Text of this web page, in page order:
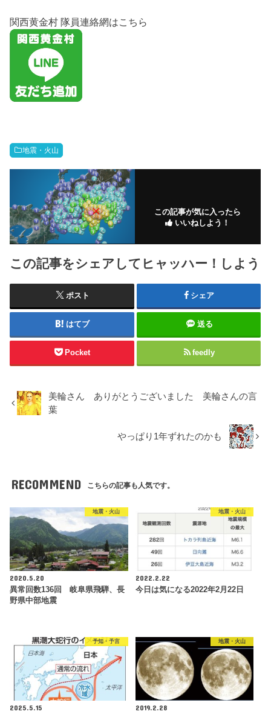
関西黄金村 隊員連絡網はこちら
地震・火山
この記事が気に入ったら
いいねしよう！
この記事をシェアしてヒャッハー！しよう
ポスト シェア
はてブ 送る
Pocket feedly
美輪さん ありがとうございました 美輪さんの言
葉
やっぱり1年ずれたのかも
RECOMMEND こちらの記事も人気です。
地震・火山
2020.5.20
異常回数136回 岐阜県飛騨、長
野県中部地震
地震・火山
2022.2.22
今日は気になる2022年2月22日
予知・予言
2025.5.15
地震・火山
2019.2.28